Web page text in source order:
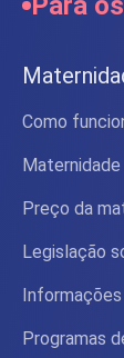
Como
Preço da
Legislação
Programas